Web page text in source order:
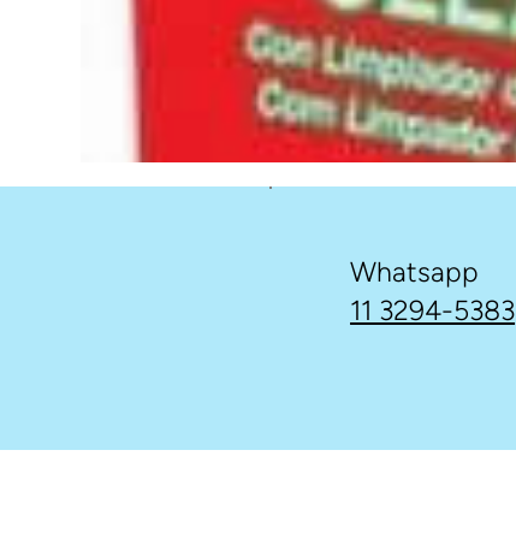
Whatsapp
11 3294-5383